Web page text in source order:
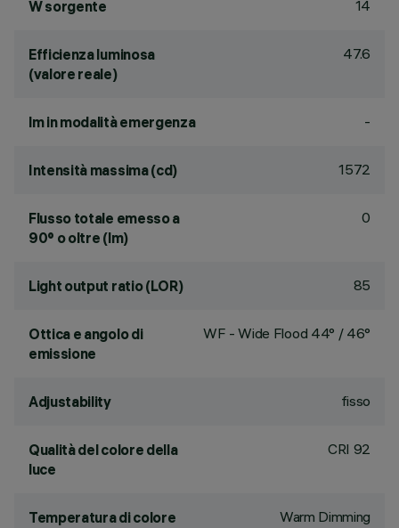
W sorgente 14
Efficienza luminosa
(valore reale)
47.6
lm in modalità emergenza -
Intensità massima (cd) 1572
Flusso totale emesso a
90° o oltre (lm)
0
Light output ratio (LOR) 85
Ottica e angolo di
emissione
WF - Wide Flood 44° / 46°
Adjustability fisso
Qualità del colore della
luce
CRI 92
Temperatura di colore Warm Dimming